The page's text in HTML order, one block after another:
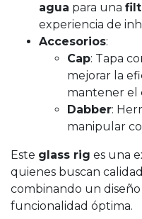
agua para una
experiencia de
Accesorios:
Cap: Tapa
mejorar la
mantener el
Dabber:
manipular
Este glass rig es una
quienes buscan
combinando un
funcionalidad óptima.